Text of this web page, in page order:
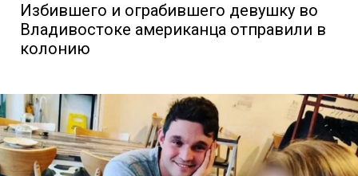
Избившего и ограбившего девушку во
Владивостоке американца отправили в
колонию